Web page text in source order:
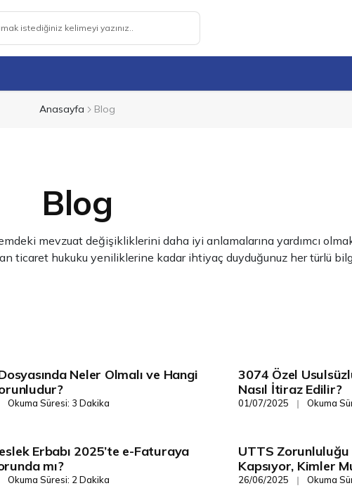
Anasayfa Blog
Blog
mevzuat değişikliklerini daha iyi anlamalarına yardımcı
ticaret hukuku yeniliklerine kadar ihtiyaç duyduğunuz her türlü
Neler Olmalı ve Hangi
Okuma Süresi: 3 Dakika
Vergi/Mevzuat
3074 Özel
Nasıl İtiraz Edilir?
01/07/2025 ❘ Okuma
Erbabı 2025’te e-Faturaya
mı?
Okuma Süresi: 2 Dakika
Vergi/Mevzuat
UTTS Zorunluluğu
Kapsıyor, Kimler
26/06/2025 ❘ Okuma